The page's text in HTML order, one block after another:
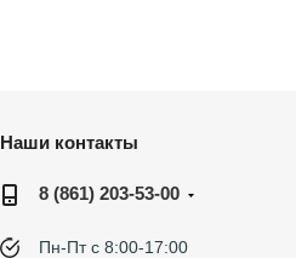
Наши контакты
8 (861) 203-53-00
Пн-Пт с 8:00-17:00